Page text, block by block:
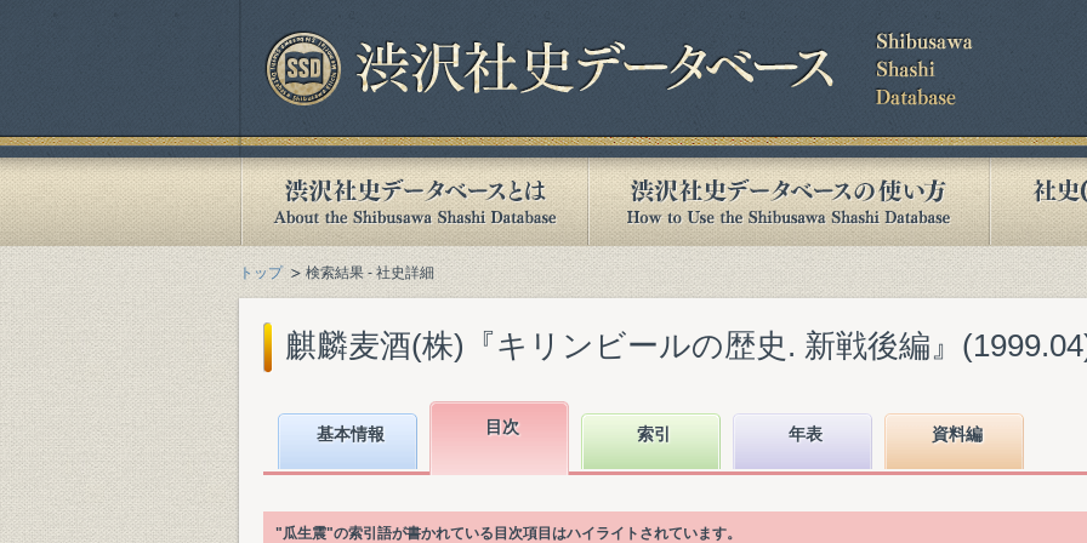
トップ 検索結果 - 社史詳細
麒麟麦酒(株)『キリンビールの歴史. 新戦後編』
基本情報 目次 索引 年表 資料編
"瓜生震"の索引語が書かれている目次項目はハイライトされています。